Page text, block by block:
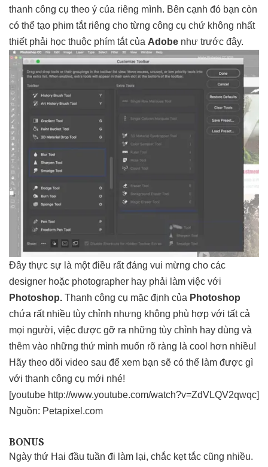
thanh công cụ theo ý của riêng mình. Bên cạnh đó bạn còn
có thể tạo phim tắt riêng cho từng công cụ chứ không nhất
thiết phải học thuộc phím tắt của Adobe như trước đây.
Đây thực sự là một điều rất đáng vui mừng cho các
designer hoặc photographer hay phải làm việc với
Photoshop. Thanh công cụ mặc định của Photoshop
chứa rất nhiều tùy chỉnh nhưng không phù hợp với tất cả
mọi người, việc được gỡ ra những tùy chỉnh hay dùng và
thêm vào những thứ mình muốn rõ ràng là cool hơn nhiều!
Hãy theo dõi video sau để xem bạn sẽ có thể làm được gì
với thanh công cụ mới nhé!
[youtube http://www.youtube.com/watch?v=ZdVLQV2qwqc]
Nguồn: Petapixel.com
BONUS
Ngày thứ Hai đầu tuần đi làm lại, chắc kẹt tắc cũng nhiều.